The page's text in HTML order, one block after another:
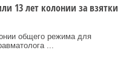
13 лет колонии за взятки
общего режима для
...